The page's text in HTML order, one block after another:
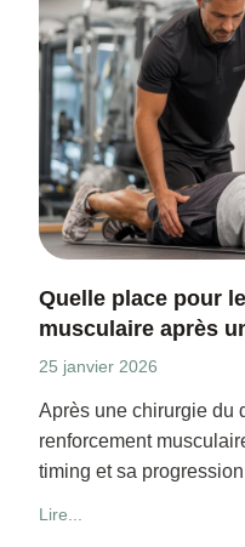
Quelle place pour
musculaire après
25 janvier 2026
Après une chirurgie du
renforcement
timing et sa
Lire...